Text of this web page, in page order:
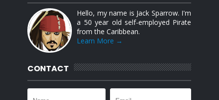
Hello, my name is Jack Sparrow. I'm
a 50 year old self-employed Pirate
from the Caribbean.
Learn More →
CONTACT